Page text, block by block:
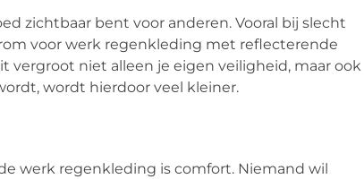
zichtbaar bent voor anderen. Vooral bij slecht
voor werk regenkleding met reflecterende
vergroot niet alleen je eigen veiligheid, maar ook
wordt hierdoor veel kleiner.
werk regenkleding is comfort. Niemand wil